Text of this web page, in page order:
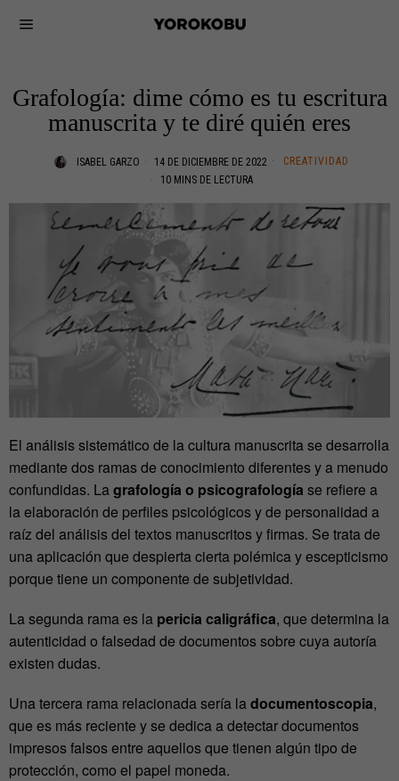
Grafología: dime cómo es tu escritura
manuscrita y te diré quién eres
ISABEL GARZO 14 DE DICIEMBRE DE 2022
CREATIVIDAD
10 MINS DE LECTURA
El análisis sistemático de la cultura manuscrita se desarrolla
mediante dos ramas de conocimiento diferentes y a menudo
confundidas. Lagrafología o psicografología se refiere a
la elaboración de perfiles psicológicos y de personalidad a
raíz del análisis del textos manuscritos y firmas. Se trata de
una aplicación que despierta cierta polémica y escepticismo
porque tiene un componente de subjetividad.
La segunda rama es la pericia caligráfica, que determina la
autenticidad o falsedad de documentos sobre cuya autoría
existen dudas.
Una tercera rama relacionada sería ladocumentoscopia,
que es más reciente y se dedica a detectar documentos
impresos falsos entre aquellos que tienen algún tipo de
protección, como el papel moneda.